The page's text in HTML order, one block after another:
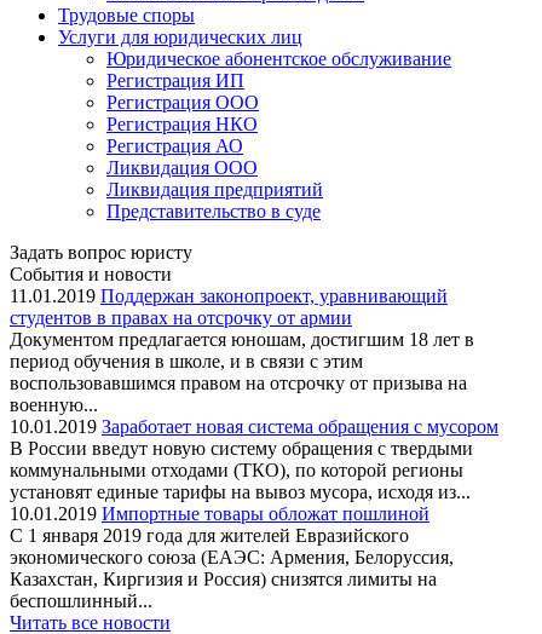
Трудовые споры
Услуги для юридических лиц
Юридическое абонентское обслуживание
Регистрация ИП
Регистрация ООО
Регистрация НКО
Регистрация АО
Ликвидация ООО
Ликвидация предприятий
Представительство в суде
Задать вопрос юристу
События и новости
11.01.2019 Поддержан законопроект, уравнивающий
студентов в правах на отсрочку от армии
Документом предлагается юношам, достигшим 18 лет в
период обучения в школе, и в связи с этим
воспользовавшимся правом на отсрочку от призыва на
военную...
10.01.2019 Заработает новая система обращения с мусором
В России введут новую систему обращения с твердыми
коммунальными отходами (ТКО), по которой регионы
установят единые тарифы на вывоз мусора, исходя из...
10.01.2019 Импортные товары обложат пошлиной
С 1 января 2019 года для жителей Евразийского
экономического союза (ЕАЭС: Армения, Белоруссия,
Казахстан, Киргизия и Россия) снизятся лимиты на
беспошлинный...
Читать все новости